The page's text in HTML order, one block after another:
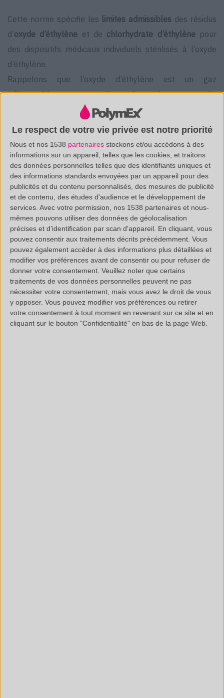
Le respect de votre vie privée est notre priorité
Nous et nos 1538 partenaires stockons et/ou accédons à des
informations sur un appareil, telles que les cookies, et traitons
des données personnelles telles que des identifiants uniques et
des informations standards envoyées par un appareil pour des
publicités et du contenu personnalisés, des mesures de publicité
et de contenu, des études d'audience et le développement de
services. Avec votre permission, nos 1538 partenaires et nous-
mêmes pouvons utiliser des données de géolocalisation
précises et d’identification par scan d'appareil. En cliquant, vous
pouvez consentir aux traitements décrits précédemment. Vous
pouvez également accéder à des informations plus détaillées et
modifier vos préférences avant de consentir ou pour refuser de
donner votre consentement. Veuillez noter que certains
traitements de vos données personnelles peuvent ne pas
nécessiter votre consentement, mais vous avez le droit de vous
y opposer. Vous pouvez modifier vos préférences ou retirer
votre consentement à tout moment en revenant sur ce site et en
cliquant sur le bouton "Confidentialité" en bas de la page Web.
Cette norme spécifie les limites admissibles des résidus
d’oxyde d’éthylène et de chlorhydrate d’éthylènepour
des dispositifs médicaux individuels stérilisés à l’oxyde
d’éthylène.
Rappelons que l’oxyde d’éthylène est un gaz
inflammable, irritant pour les surfaces du corps et très
explosif. Il présente de nombreux effets biologiques tels
que des irritations, des lésions organiques, une
Il en est de même pour le chlorhydrate d’éthylène, un
liquide inflammable, irritant pour les surfaces du corps,
mutagène, foetotoxique et tératogène, mais il présente
également une toxicité aigüe car est rapidement absorbé
par la peau.
Que se cache-t-il derrière la norme NF EN ISO10 993-7 ?
La norme se base donc sur les doses maximales
journalières d’oxyde d’éthylène et de chlorhydrate
d’éthylène en fonction des 3 catégories d’exposition :
exposition limitée (A) : dispositifs médicaux dont la